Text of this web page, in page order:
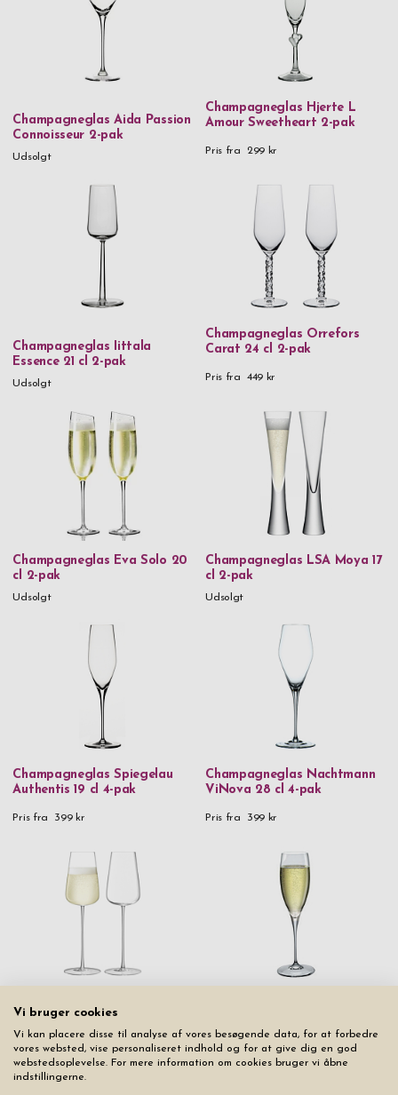
champagneglas er lange og smalle. Uanset anledning og
selskab, bliver det altid sjovere med indgraveret
champagneglas, når der skal skåles! Købe champagneglas med
indgravering på nettet i dag, fri fragt og hurtig levering!
Materiale
Krystalglas
Pris
0 kr 999,99 kr
1.000 kr
2.000 kr
Champagneglas Aida Passion
Connoisseur 2-pak
Udsolgt
Champagneglas Hjerte L
Amour Sweetheart 2-pak
Pris fra 299 kr
Champagneglas Iittala
Essence 21 cl 2-pak
Udsolgt
Champagneglas Orrefors
Carat 24 cl 2-pak
Pris fra 449 kr
Champagneglas Eva Solo 20
cl 2-pak
Udsolgt
Champagneglas LSA Moya 17
cl 2-pak
Udsolgt
Champagneglas Spiegelau
Authentis 19 cl 4-pak
Pris fra 399 kr
Champagneglas Nachtmann
ViNova 28 cl 4-pak
Pris fra 399 kr
2-pak
899 kr Pris fra 699 kr
Vi bruger cookies
Vi kan placere disse til analyse af vores besøgende data, for at forbedre
vores websted, vise personaliseret indhold og for at give dig en god
webstedsoplevelse. For mere information om cookies bruger vi åbne
indstillingerne.